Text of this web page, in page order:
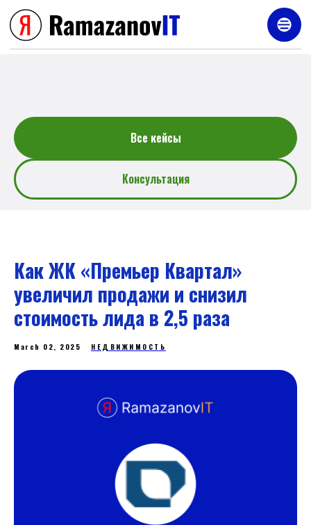
Услуги
Все кейсы
Консультация
Как ЖК «Премьер Квартал»
увеличил продажи и снизил
стоимость лида в 2,5 раза
March 02, 2025 НЕДВИЖИМОСТЬ